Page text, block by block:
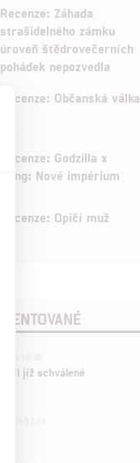
Recenze: Záhada
strašidelného zámku
úroveň štědrovečerních
pohádek nepozvedla
Recenze: Občanská válka
Recenze: Godzilla x
Kong: Nové impérium
Recenze: Opičí muž
16:40
již schválené